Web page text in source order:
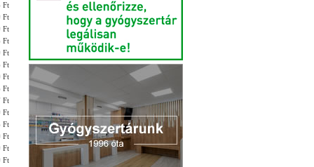
Ft
Ft
Ft
Ft
Ft
Ft
Ft
Ft
Ft
Ft
Ft
Ft
Ft
Ft